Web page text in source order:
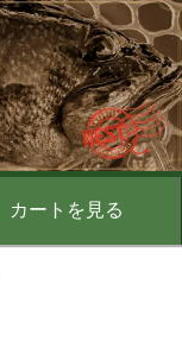
カートを見る